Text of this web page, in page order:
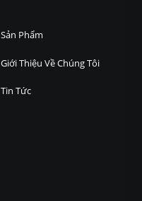
Sản Phẩm
Giới Thiệu Về Chúng Tôi
Tin Tức